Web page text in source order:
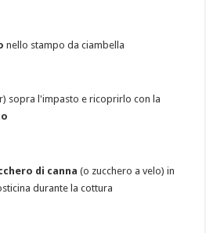
nello stampo da ciambella
sopra l'impasto e ricoprirlo con la
di canna (o zucchero a velo) in
durante la cottura